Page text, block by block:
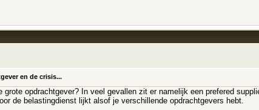
en de crisis...
grote opdrachtgever? In veel gevallen zit er namelijk een prefered
de belastingdienst lijkt alsof je verschillende opdrachtgevers hebt.